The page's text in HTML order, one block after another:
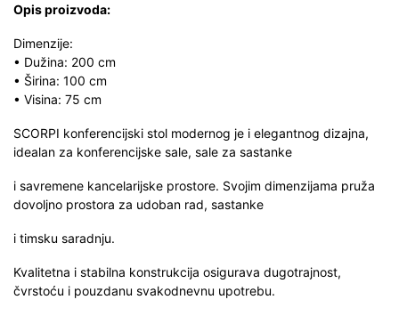
Opis proizvoda:
Dimenzije:
• Dužina: 200 cm
• Širina: 100 cm
• Visina: 75 cm
SCORPI konferencijski stol modernog je i elegantnog dizajna,
idealan za konferencijske sale, sale za sastanke
i savremene kancelarijske prostore. Svojim dimenzijama pruža
dovoljno prostora za udoban rad, sastanke
i timsku saradnju.
Kvalitetna i stabilna konstrukcija osigurava dugotrajnost,
čvrstoću i pouzdanu svakodnevnu upotrebu.